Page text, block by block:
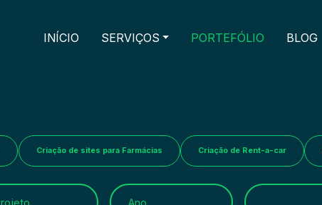
INÍCIO SERVIÇOS PORTEFÓLIO BLOG
Criação de sites para Farmácias Criação de Rent-a-car